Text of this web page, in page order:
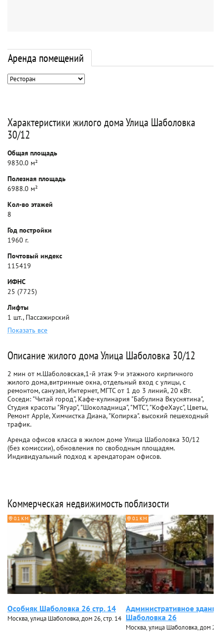
Аренда помещений
Характеристики жилого дома Улица Шаболовка
30/12
Общая площадь
9830.0 м²
Полезная площадь
6988.0 м²
Кол-во этажей
8
Год постройки
1960 г.
Почтовый индекс
115419
ИФНС
25 (7725)
Лифты
1 шт., Пассажирский
Показать все
Описание жилого дома Улица Шаболовка 30/12
2 мин от м.Шаболовская,1-й этаж 9-и этажного кирпичного
жилого дома,витринные окна, отдельный вход с улицы, с
ремонтом, санузел, Интернет, МГТС от 1 до 3 линий, 20 кВт.
Соседи: "Читай город", Кафе-кулинария "Бабулина Вкуснятина",
Студия красоты "Ягуар", "Шоколадница", "МТС", "КофеХаус", Цветы,
Ремонт Apple, Химчистка Диана, "Копирка". высокий пешеходный
трафик.
Аренда офисов класса в жилом доме Улица Шаболовка 30/12
(без комиссии), обновления по свободным площадям.
Индивидуальный подход к арендаторам офисов.
Коммерческая недвижимость поблизости
0.1 КМ
Особняк Шаболовка 26 стр. 14
Москва, улица Шаболовка, дом 26, стр. 14
0.1 КМ
Административное здание
Шаболовка 26
Москва, улица Шаболовка, дом 26,